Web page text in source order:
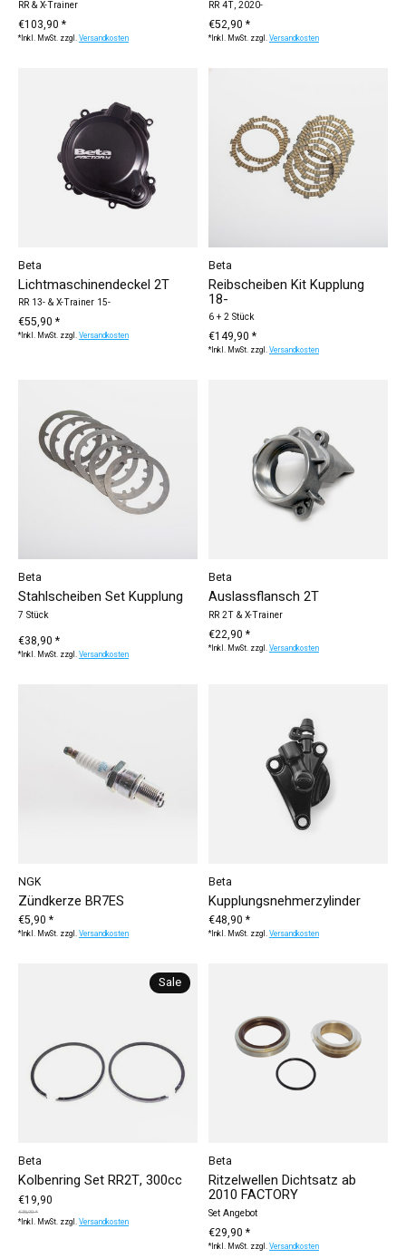
RR & X-Trainer
€103,90 *
*Inkl. MwSt. zzgl.Versandkosten
RR 4T, 2020-
€52,90 *
*Inkl. MwSt. zzgl.Versandkosten
Beta
Lichtmaschinendeckel 2T
RR 13- & X-Trainer 15-
€55,90 *
*Inkl. MwSt. zzgl.Versandkosten
Beta
Reibscheiben Kit Kupplung
18-
6 + 2 Stück
€149,90 *
*Inkl. MwSt. zzgl.Versandkosten
Beta
Stahlscheiben Set Kupplung
7 Stück
€38,90 *
*Inkl. MwSt. zzgl.Versandkosten
Beta
Auslassflansch 2T
RR 2T & X-Trainer
€22,90 *
*Inkl. MwSt. zzgl.Versandkosten
NGK
Zündkerze BR7ES
€5,90 *
*Inkl. MwSt. zzgl.Versandkosten
Beta
Kupplungsnehmerzylinder
€48,90 *
*Inkl. MwSt. zzgl.Versandkosten
Sale
Beta
Kolbenring Set RR2T, 300cc
€19,90
€36,90 *
*Inkl. MwSt. zzgl.Versandkosten
Beta
Ritzelwellen Dichtsatz ab
2010 FACTORY
Set Angebot
€29,90 *
*Inkl. MwSt. zzgl.Versandkosten